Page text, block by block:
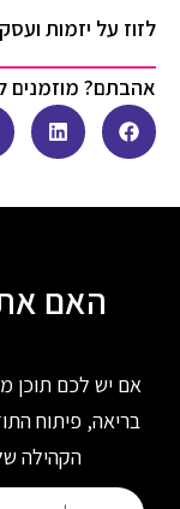
לזוז על יזמות
אהבתם? מוזמנים
האם
אם יש לכם תוכן
בריאה, פיתוח
הקהילה